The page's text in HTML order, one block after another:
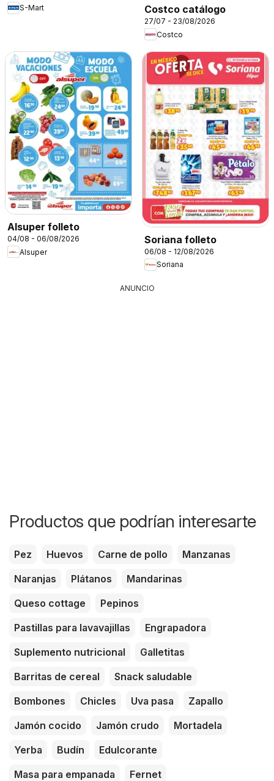
S-Mart
Costco catálogo
27/07 - 23/08/2026
Costco
Alsuper folleto
04/08 - 06/08/2026
Alsuper
Soriana folleto
06/08 - 12/08/2026
Soriana
ANUNCIO
Productos que podrían interesarte
Pez Huevos Carne de pollo
Manzanas
Naranjas
Plátanos
Mandarinas
Queso cottage
Pepinos
Pastillas para lavavajillas
Engrapadora
Suplemento nutricional
Galletitas
Barritas de cereal
Snack saludable
Bombones
Chicles Uva pasa
Zapallo
Jamón cocido
Jamón crudo
Mortadela
Yerba
Budín
Edulcorante
Masa para empanada
Fernet